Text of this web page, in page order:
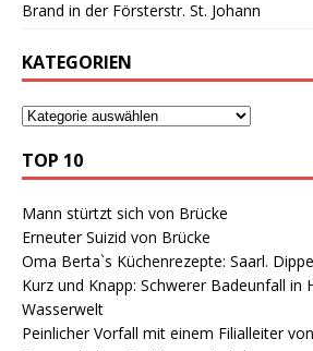
Brand in der Försterstr. St. Johann
KATEGORIEN
TOP 10
Mann stürtzt sich von Brücke
Erneuter Suizid von Brücke
Oma Berta`s Küchenrezepte: Saarl.
Kurz und Knapp: Schwerer Badeunfall in
Wasserwelt
Peinlicher Vorfall mit einem Filialleiter